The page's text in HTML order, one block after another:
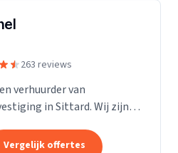
263 reviews
verhuurder van
in Sittard. Wij zijn
Vergelijk offertes